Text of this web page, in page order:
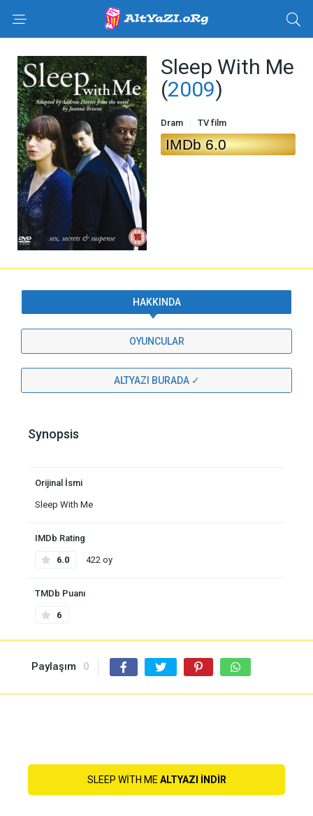
Sleep With Me
(2009)
IMDb 6.0
Dram TV film
HAKKINDA
OYUNCULAR
ALTYAZI BURADA ✓
Synopsis
Orijinal İsmi
Sleep With Me
IMDb Rating
6.0 422 oy
TMDb Puanı
6
Paylaşım 0
SLEEP WITH ME ALTYAZI INDIR